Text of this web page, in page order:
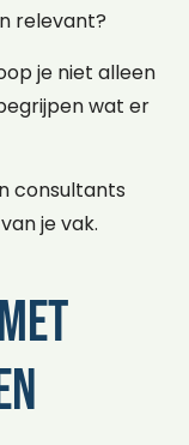
relevant?
je niet alleen
wat er
consultants
je vak.